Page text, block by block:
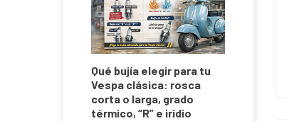
Qué bujía elegir para tu
Vespa clásica: rosca
corta o larga, grado
térmico, “R” e iridio